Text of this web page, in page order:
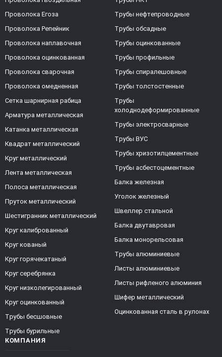
КОМПАНИЯ
Проволока Егоза
Проволока Репейник
Проволока наплавочная
Проволока оцинкованная
Проволока сварочная
Проволока омедненная
Сетка шарнирная рабица
Арматура металлическая
Катанка металлическая
Квадрат металлический
Круг металлический
Лента металлическая
Полоса металлическая
Пруток металлический
Шестигранник металлический
Круг калиброванный
Круг кованый
Круг горячекатаный
Круг серебрянка
Круг низколегированный
Круг оцинкованный
Трубы бесшовные
Трубы бурильные
Трубы нефтепроводные
Трубы обсадные
Трубы оцинкованные
Трубы профильные
Трубы спиралешовные
Трубы толстостенные
Трубы
холоднодеформированные
Трубы электросварные
Трубы ВУС
Трубы хризотилцементные
Трубы асбестоцементные
Балка железная
Уголок железный
Швеллер стальной
Балка двутавровая
Балка монорельсовая
Трубы алюминиевые
Листы алюминиевые
Листы рифленого алюминия
Шифер металлический
Оцинкованная сталь в рулонах